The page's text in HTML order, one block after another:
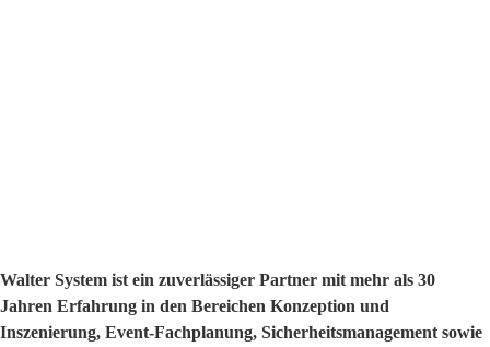
Walter System ist ein zuverlässiger Partner mit mehr als 30
Jahren Erfahrung in den Bereichen Konzeption und
Inszenierung, Event-Fachplanung, Sicherheitsmanagement sowie